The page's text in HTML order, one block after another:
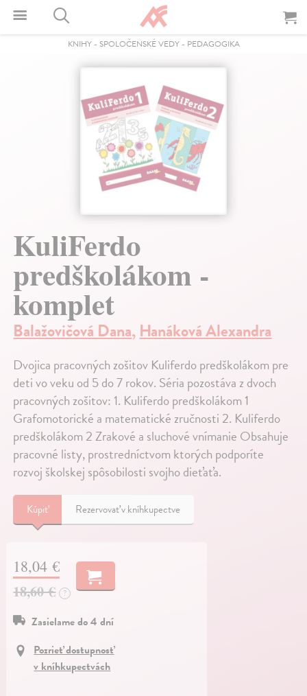
KNIHY- SPOLOČENSKÉ VEDY- PEDAGOGIKA
KuliFerdo
predškolákom -
komplet
Balažovičová Dana,Hanáková Alexandra
Dvojica pracovných zošitov Kuliferdo predškolákom pre
deti vo veku od 5 do 7 rokov. Séria pozostáva z dvoch
pracovných zošitov: 1. Kuliferdo predškolákom 1
Grafomotorické a matematické zručnosti 2. Kuliferdo
predškolákom 2 Zrakové a sluchové vnímanie Obsahuje
pracovné listy, prostredníctvom ktorých podporíte
rozvoj školskej spôsobilosti svojho dieťaťa.
Kúpiť Rezervovať v kníhkupectve
18,04 €
18,60 € ?
Zasielame do 4 dní
Pozrieť dostupnosť
v kníhkupectvách